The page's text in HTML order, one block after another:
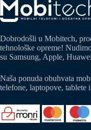
Dobrodošli u Mobitech,
tehnološke opreme!
su Samsung, Apple,
Naša ponuda obuhvata
telefone, laptopove, tablete